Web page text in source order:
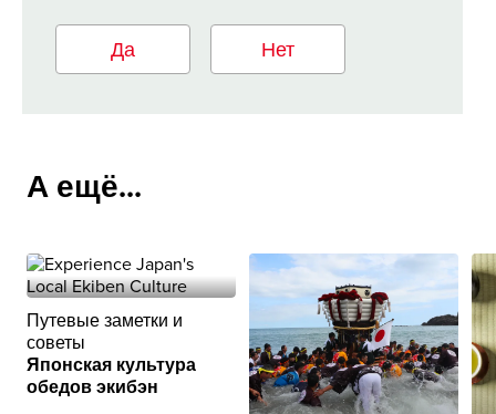
Да Нет
А ещё...
Путевые заметки и
советы
Японская культура
обедов экибэн